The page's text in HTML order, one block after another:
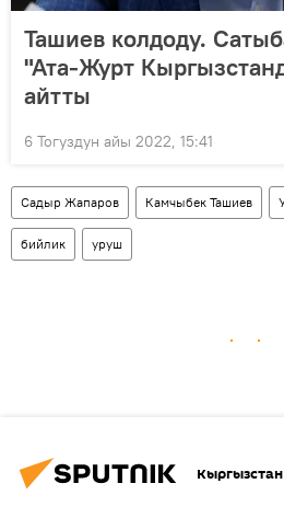
Ташиев колдоду.
"Ата-Журт
айтты
6 Тогуздун айы 2022, 15:41
Садыр Жапаров Камчыбек Ташиев
бийлик уруш
Кыргызстан